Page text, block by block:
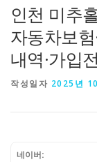
인천 미추
자동차보
내역·가입
작성일자 2025년
네이버: